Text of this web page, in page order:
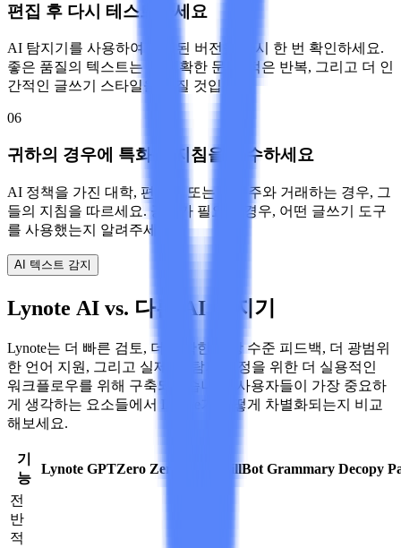
편집 후 다시 테스트하세요
AI 탐지기를 사용하여 편집된 버전을 다시 한 번 확인하세요.
좋은 품질의 텍스트는 더 명확한 문장, 적은 반복, 그리고 더 인
간적인 글쓰기 스타일을 가질 것입니다.
06
귀하의 경우에 특화된 지침을 준수하세요
AI 정책을 가진 대학, 편집자 또는 고용주와 거래하는 경우, 그
들의 지침을 따르세요. 공개가 필요한 경우, 어떤 글쓰기 도구
를 사용했는지 알려주세요.
AI 텍스트 감지
Lynote AI vs. 다른 AI 탐지기
Lynote는 더 빠른 검토, 더 명확한 문장 수준 피드백, 더 광범위
한 언어 지원, 그리고 실제 AI 탐지 결정을 위한 더 실용적인
워크플로우를 위해 구축되었습니다. 사용자들이 가장 중요하
게 생각하는 요소들에서 Lynote가 어떻게 차별화되는지 비교
해보세요.
기
능
Lynote GPTZero ZeroGPT QuillBot Grammary Decopy
전
반
적